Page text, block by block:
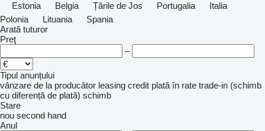
Estonia
Belgia Țările de Jos Portugalia
Italia
Polonia
Lituania
Spania
Arată tuturor
Preţ
–
Tipul anunțului
vânzare de la producător leasing credit plată în rate trade-in (schimb
cu diferență de plată) schimb
Stare
nou second hand
Anul